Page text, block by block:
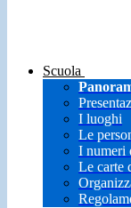
Scuola
I luoghi
Le
I numeri
Le carte